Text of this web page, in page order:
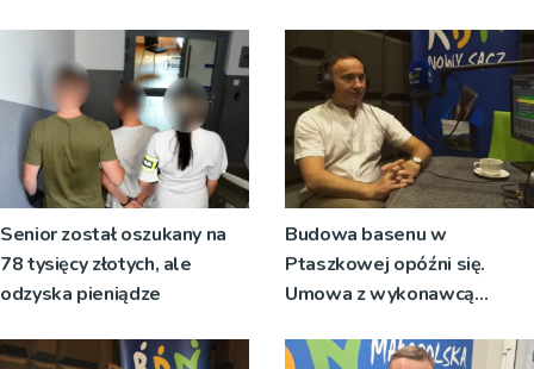
Senior został oszukany na
78 tysięcy złotych, ale
odzyska pieniądze
Budowa basenu w
Ptaszkowej opóźni się.
Umowa z wykonawcą
zostanie podpisana